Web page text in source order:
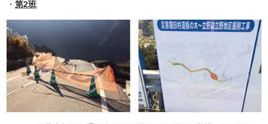
・第2班